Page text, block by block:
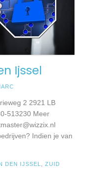
Ijssel
2 2921 LB
513230 Meer
Indien je van
DEN IJSSEL
ZUID